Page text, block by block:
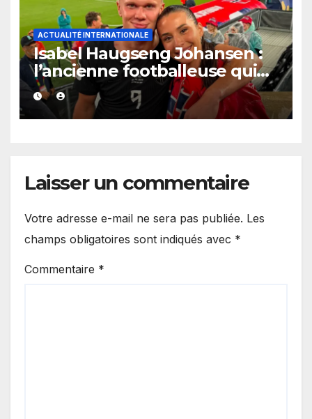
ACTUALITÉ INTERNATIONALE
Isabel Haugseng Johansen :
l’ancienne footballeuse qui
accompagne Erling Haaland
dans l’ombre des projecteurs.
Laisser un commentaire
Votre adresse e-mail ne sera pas publiée. Les
champs obligatoires sont indiqués avec *
Commentaire *